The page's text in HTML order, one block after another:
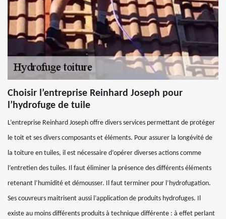
Choisir l’entreprise Reinhard Joseph pour
l’hydrofuge de tuile
L’entreprise Reinhard Joseph offre divers services permettant de protéger
le toit et ses divers composants et éléments. Pour assurer la longévité de
la toiture en tuiles, il est nécessaire d’opérer diverses actions comme
l’entretien des tuiles. Il faut éliminer la présence des différents éléments
retenant l’humidité et démousser. Il faut terminer pour l’hydrofugation.
Ses couvreurs maitrisent aussi l’application de produits hydrofuges. Il
existe au moins différents produits à technique différente : à effet perlant